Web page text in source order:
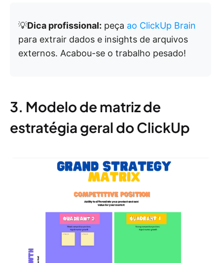
💡Dica profissional: peça ao ClickUp Brain
para extrair dados e insights de arquivos
externos. Acabou-se o trabalho pesado!
3. Modelo de matriz de
estratégia geral do ClickUp